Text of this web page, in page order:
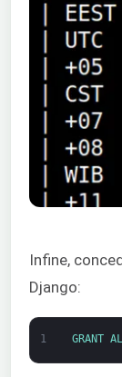
Infine,
Django:
1 GRANT